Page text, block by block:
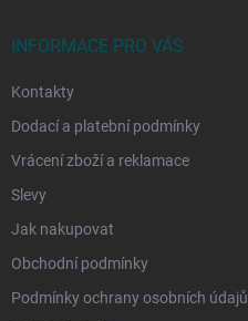
INFORMACE PRO VÁS
Kontakty
Dodací a platební podmínky
Vrácení zboží a reklamace
Slevy
Jak nakupovat
Obchodní podmínky
Podmínky ochrany osobních údajů